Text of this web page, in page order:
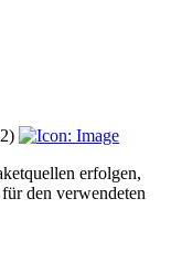
erfolgen,
den verwendeten